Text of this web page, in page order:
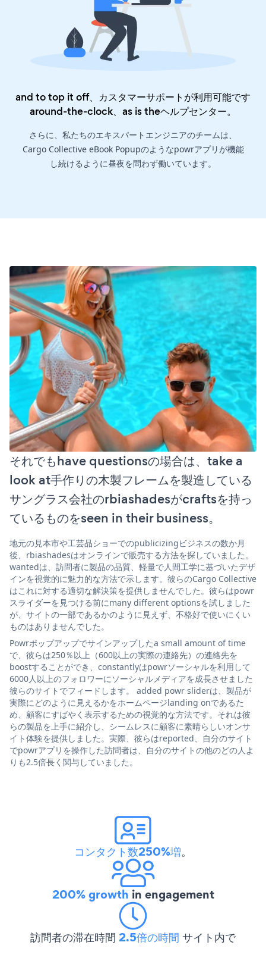
and to top it off、カスタマーサポートが利用可能です
around-the-clock、as is theヘルプセンター。
さらに、私たちのエキスパートエンジニアのチームは、
Cargo Collective eBook Popupのようなpowrアプリが機能
し続けるように昼夜を問わず働いています。
それでもhave questionsの場合は、take a
look at手作りの木製フレームを製造している
サングラス会社のrbiashadesがcraftsを持っ
ているものをseen in their business。
地元の見本市や工芸品ショーでのpublicizingビジネスの数か月
後、rbiashadesはオンラインで販売する方法を探していました。
wantedは、訪問者に製品の品質、軽量で人間工学に基づいたデザ
インを視覚的に魅力的な方法で示します。彼らのCargo Collective
はこれに対する適切な解決策を提供しませんでした。彼らはpowr
スライダーを見つける前にmany different optionsを試しました
が、サイトの一部であるかのように見えず、不格好で使いにくい
ものはありませんでした。
Powrポップアップでサインアップしたa small amount of time
で、彼らは250％以上（600以上の実際の連絡先）の連絡先を
boostすることができ、constantlyはpowrソーシャルを利用して
6000人以上のフォロワーにソーシャルメディアを成長させました
彼らのサイトでフィードします。 added powr sliderは、製品が
実際にどのように見えるかをホームページlanding onであるた
め、顧客にすばやく表示するための視覚的な方法です。それは彼
らの製品を上手に紹介し、シームレスに顧客に素晴らしいオンサ
イト体験を提供しました。実際、彼らはreported、自分のサイト
でpowrアプリを操作した訪問者は、自分のサイトの他のどの人よ
りも2.5倍長く関与していました。
コンタクト数250%増。
200% growth in engagement
訪問者の滞在時間 2.5倍の時間 サイト内で